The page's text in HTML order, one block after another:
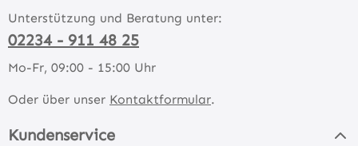
Unterstützung und Beratung unter:
02234 - 911 48 25
Mo-Fr, 09:00 - 15:00 Uhr
Oder über unser Kontaktformular.
Kundenservice